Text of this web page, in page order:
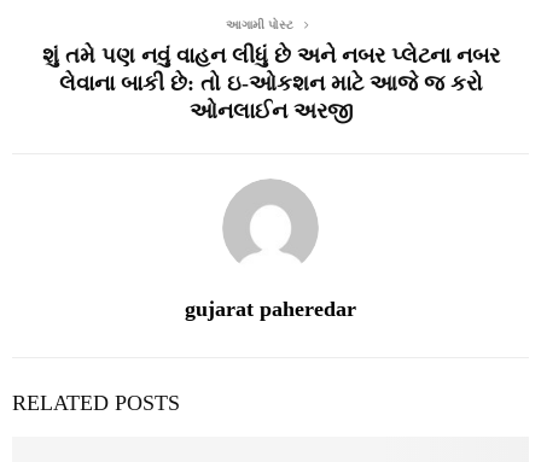
આગામી પોસ્ટ
શું તમે પણ નવું વાહન લીધું છે અને નબર પ્લેટના નબર
લેવાના બાકી છે: તો ઇ-ઓકશન માટે આજે જ કરો
ઓનલાઈન અરજી
gujarat paheredar
RELATED POSTS